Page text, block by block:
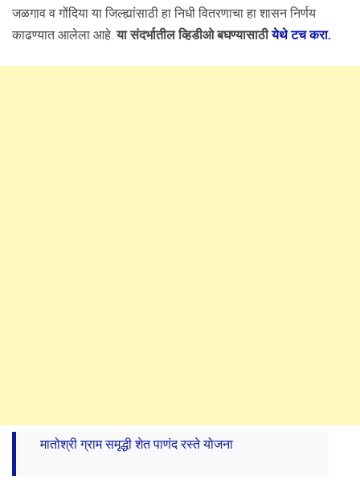
जळगाव व गोंदिया या जिल्ह्यांसाठी हा निधी वितरणाचा हा शासन निर्णय
काढण्यात आलेला आहे.या संदर्भातील व्हिडीओ बघण्यासाठीयेथे टच करा.
मातोश्री ग्राम समृद्धी शेत पाणंद रस्ते योजना